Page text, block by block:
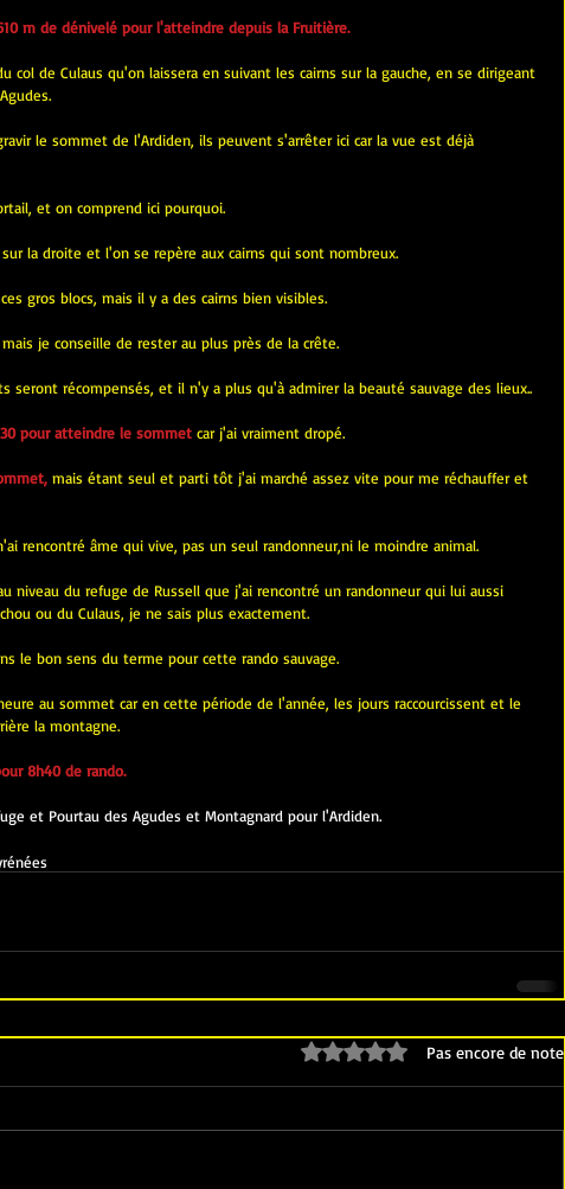
m de dénivelé pour l'atteindre depuis la Fruitière.
col de Culaus qu'on laissera en suivant les cairns sur la gauche, en se dirigeant
le sommet de l'Ardiden, ils peuvent s'arrêter ici car la vue est déjà
et on comprend ici pourquoi.
la droite et l'on se repère aux cairns qui sont nombreux.
gros blocs, mais il y a des cairns bien visibles.
je conseille de rester au plus près de la crête.
seront récompensés, et il n'y a plus qu'à admirer la beauté sauvage des lieux..
pour atteindre le sommet car j'ai vraiment dropé.
mais étant seul et parti tôt j'ai marché assez vite pour me réchauffer et
rencontré âme qui vive, pas un seul randonneur,ni le moindre animal.
niveau du refuge de Russell que j'ai rencontré un randonneur qui lui aussi
ou du Culaus, je ne sais plus exactement.
le bon sens du terme pour cette rando sauvage.
au sommet car en cette période de l'année, les jours raccourcissent et le
la montagne.
8h40 de rando.
et Pourtau des Agudes et Montagnard pour l'Ardiden.
Noté 0 étoile sur 5. Pas encore de note